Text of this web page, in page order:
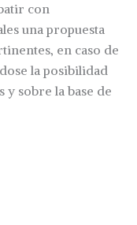
con
una propuesta
en caso de
la posibilidad
y sobre la base de